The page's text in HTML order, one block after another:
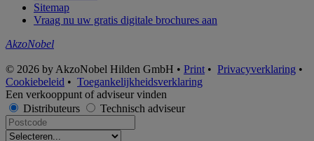
Sitemap
Vraag nu uw gratis digitale brochures aan
AkzoNobel
© 2026 by AkzoNobel Hilden GmbH • Print • Privacyverklaring •
Cookiebeleid • Toegankelijkheidsverklaring
Een verkooppunt of adviseur vinden
Distributeurs
Technisch adviseur